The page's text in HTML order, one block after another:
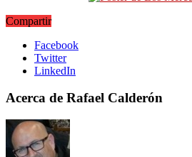
Compartir
Facebook
Twitter
LinkedIn
Acerca de Rafael Calderón